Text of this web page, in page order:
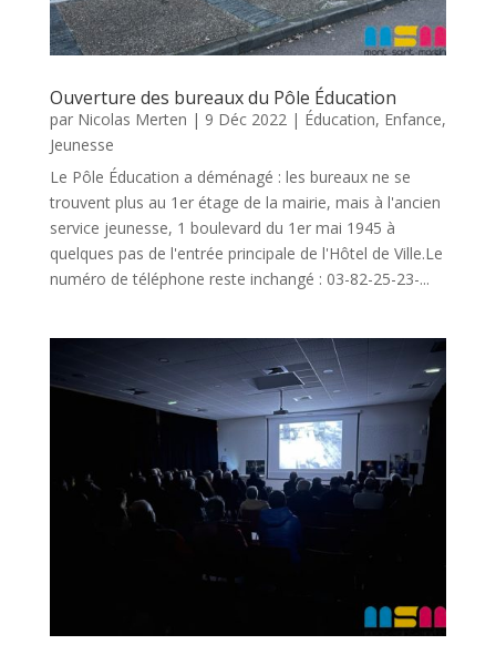
Ouverture des bureaux du Pôle Éducation
par Nicolas Merten | 9 Déc 2022| Éducation, Enfance,
Jeunesse
Le Pôle Éducation a déménagé : les bureaux ne se
trouvent plus au 1er étage de la mairie, mais à l'ancien
service jeunesse, 1 boulevard du 1er mai 1945 à
quelques pas de l'entrée principale de l'Hôtel de Ville.Le
numéro de téléphone reste inchangé : 03-82-25-23-...